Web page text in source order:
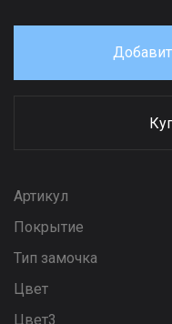
Артикул
Покрытие
Тип замочка
Цвет
Цвет3